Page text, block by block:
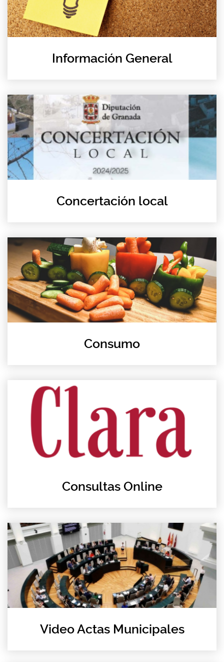
Información General
Concertación local
Consumo
Consultas Online
Video Actas Municipales